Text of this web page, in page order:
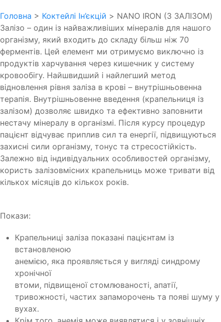
Головна > Коктейлі Ін’єкцій > NANO IRON (З ЗАЛІЗОМ)
Залізо – один із найважливіших мінералів для нашого
організму, який входить до складу більш ніж 70
ферментів. Цей елемент ми отримуємо виключно із
продуктів харчування через кишечник у систему
кровообігу. Найшвидший і найлегший метод
відновлення рівня заліза в крові – внутрішньовенна
терапія. Внутрішньовенне введення (крапельниця із
залізом) дозволяє швидко та ефективно заповнити
нестачу мінералу в організмі. Після курсу процедур
пацієнт відчуває приплив сил та енергії, підвищуються
захисні сили організму, тонус та стресостійкість.
Залежно від індивідуальних особливостей організму,
користь залізовмісних крапельниць може тривати від
кількох місяців до кількох років.
Покази:
Крапельниці заліза показані пацієнтам із
встановленою
анемією, яка проявляється у вигляді синдрому
хронічної
втоми, підвищеної стомлюваності, апатії,
тривожності, частих запаморочень та появі шуму у
вухах.